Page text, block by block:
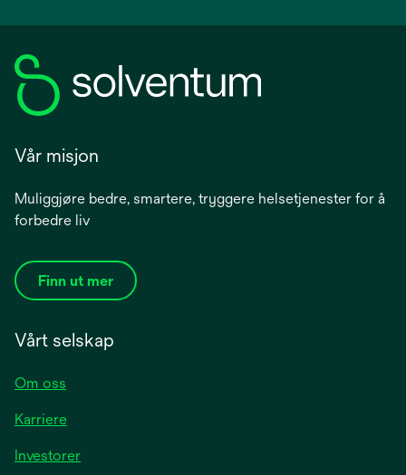
Vår misjon
Muliggjøre bedre, smartere, tryggere helsetjenester for å
forbedre liv
Finn ut mer
Vårt selskap
Om oss
Karriere
Investoreropens